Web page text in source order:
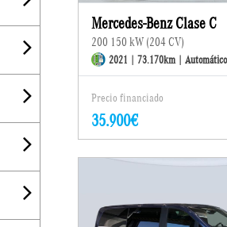
Mercedes-Benz Clase C
200 150 kW (204 CV)
2021 | 73.170km | Automático
Precio financiado
35.900€